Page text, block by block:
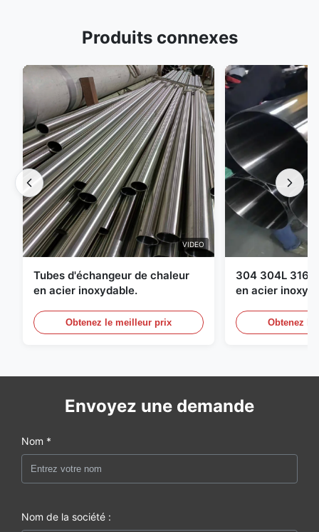
Produits connexes
VIDEO
Tubes d'échangeur de chaleur
en acier inoxydable.
Obtenez le meilleur prix
304 304L 316
en acier
Obtenez
Envoyez une demande
Nom *
Nom de la société :